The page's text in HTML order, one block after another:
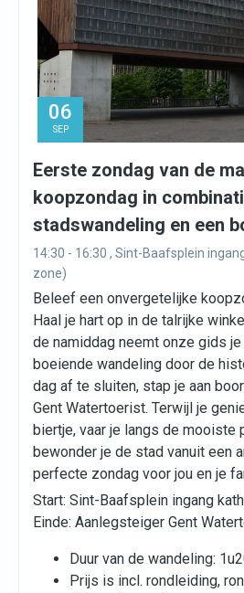
06
SEP
Eerste zondag van de
koopzondag in
stadswandeling en een
14:30 - 16:30 , Sint-Baafsplein
zone)
Beleef een onvergetelijke
Haal je hart op in de talrijke
de namiddag neemt onze gids
boeiende wandeling door de
dag af te sluiten, stap je aan
Gent Watertoerist. Terwijl je
biertje, vaar je langs de mooiste
bewonder je de stad vanuit een
perfecte zondag voor jou en je
Start: Sint-Baafsplein ingang
Einde: Aanlegsteiger Gent
Duur van de wandeling:
Prijs is incl. rondleiding,